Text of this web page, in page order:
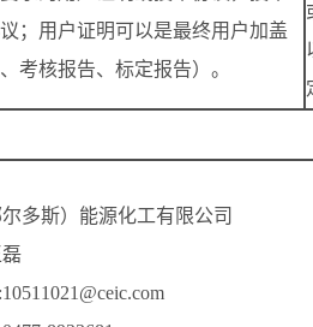
；用户证明可以是最终用户加盖
考核报告、标定报告）。
多斯）能源化工有限公司